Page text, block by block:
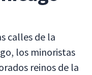
calles de la
los minoristas
reinos de la